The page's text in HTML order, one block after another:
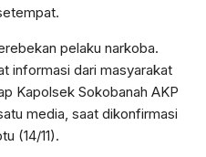
pelaku narkoba.
informasi dari masyarakat
Kapolsek Sokobanah AKP
media, saat dikonfirmasi
(14/11).